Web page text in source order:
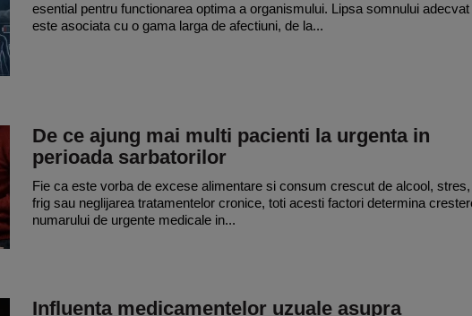
esential pentru functionarea optima a organismului. Lipsa somnului adecvat
este asociata cu o gama larga de afectiuni, de la...
De ce ajung mai multi pacienti la urgenta in
perioada sarbatorilor
Fie ca este vorba de excese alimentare si consum crescut de alcool, stres,
frig sau neglijarea tratamentelor cronice, toti acesti factori determina
numarului de urgente medicale in...
Influenta medicamentelor uzuale asupra